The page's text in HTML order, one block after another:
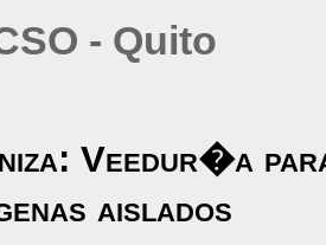
- Quito
Veedur�a
aislados